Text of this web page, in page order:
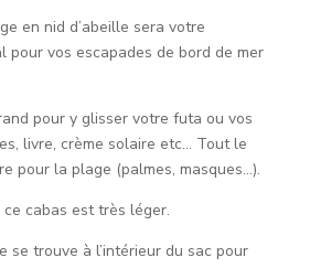
en nid d’abeille sera votre
pour vos escapades de bord de mer
pour y glisser votre futa ou vos
livre, crème solaire etc… Tout le
pour la plage (palmes, masques…).
ce cabas est très léger.
se trouve à l’intérieur du sac pour